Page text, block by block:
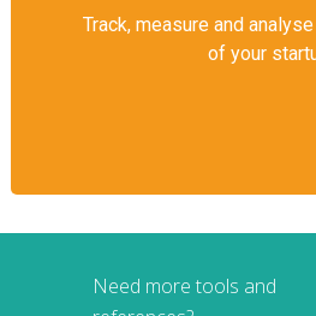
Track, measure and
of your
Need more tools and